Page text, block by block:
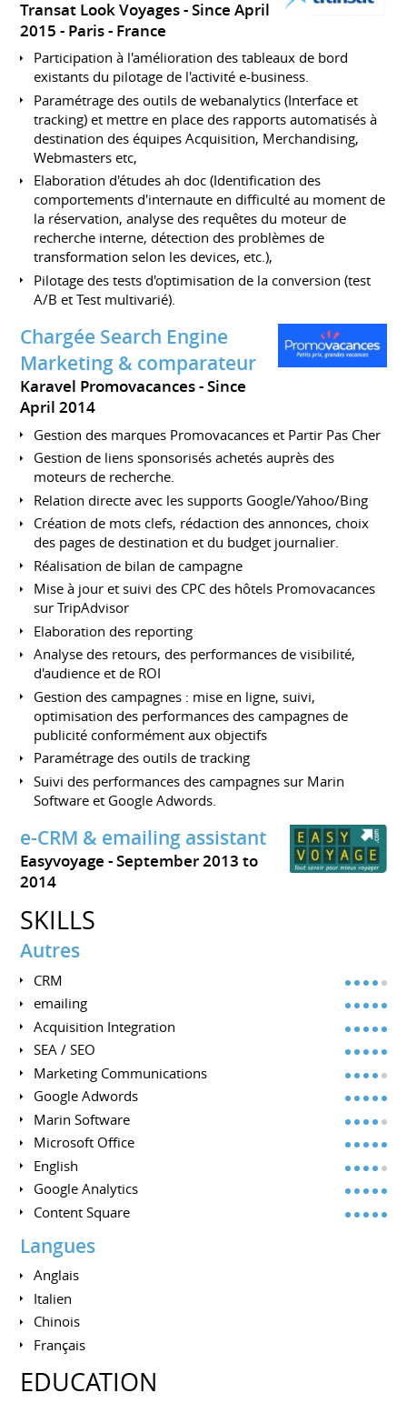
Transat Look Voyages
Since April
2015 Paris France
Participation à l'amélioration des tableaux de bord
existants du pilotage de l'activité e-business.
Paramétrage des outils de webanalytics (Interface et
tracking) et mettre en place des rapports automatisés à
destination des équipes Acquisition, Merchandising,
Webmasters etc,
Elaboration d'études ah doc (Identification des
comportements d'internaute en difficulté au moment de
la réservation, analyse des requêtes du moteur de
recherche interne, détection des problèmes de
transformation selon les devices, etc.),
Pilotage des tests d'optimisation de la conversion (test
A/B et Test multivarié).
Chargée Search Engine
Marketing & comparateur
Karavel Promovacances
Since
April 2014
Gestion des marques Promovacances et Partir Pas Cher
Gestion de liens sponsorisés achetés auprès des
moteurs de recherche.
Relation directe avec les supports Google/Yahoo/Bing
Création de mots clefs, rédaction des annonces, choix
des pages de destination et du budget journalier.
Réalisation de bilan de campagne
Mise à jour et suivi des CPC des hôtels Promovacances
sur TripAdvisor
Elaboration des reporting
Analyse des retours, des performances de visibilité,
d'audience et de ROI
Gestion des campagnes : mise en ligne, suivi,
optimisation des performances des campagnes de
publicité conformément aux objectifs
Paramétrage des outils de tracking
Suivi des performances des campagnes sur Marin
Software et Google Adwords.
e-CRM & emailing assistant
Easyvoyage
September 2013 to
2014
SKILLS
Autres
CRM
emailing
Acquisition Integration
SEA / SEO
Marketing Communications
Google Adwords
Marin Software
Microsoft Office
English
Google Analytics
Content Square
Langues
Anglais
Italien
Chinois
Français
EDUCATION